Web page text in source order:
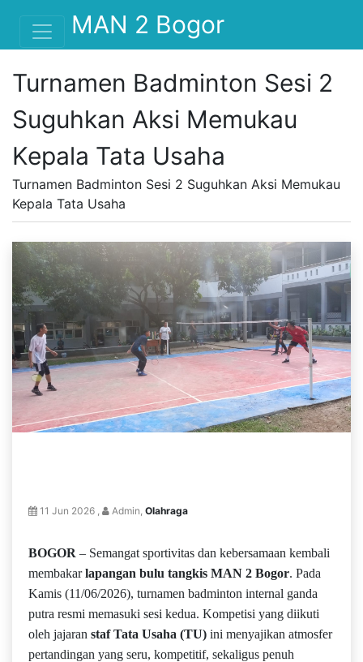
MAN 2 Bogor
Turnamen Badminton Sesi 2
Suguhkan Aksi Memukau
Kepala Tata Usaha
Turnamen Badminton Sesi 2 Suguhkan Aksi Memukau
Kepala Tata Usaha
11 Jun 2026 , Admin, Olahraga
BOGOR – Semangat sportivitas dan kebersamaan kembali
membakarlapangan bulu tangkis MAN 2 Bogor. Pada
Kamis (11/06/2026), turnamen badminton internal ganda
putra resmi memasuki sesi kedua. Kompetisi yang diikuti
oleh jajaran staf Tata Usaha (TU) ini menyajikan atmosfer
pertandingan yang seru, kompetitif, sekaligus penuh